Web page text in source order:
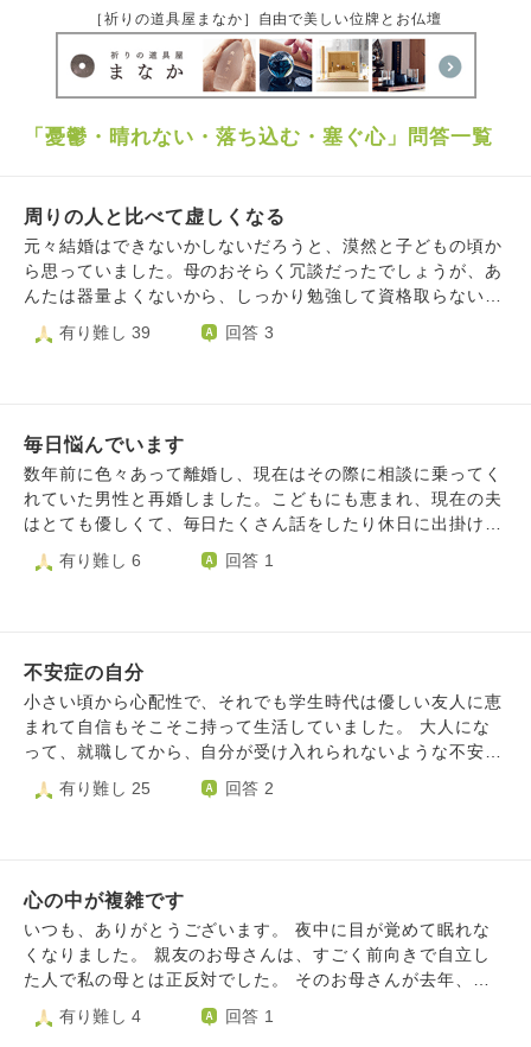
［祈りの道具屋まなか］自由で美しい位牌とお仏壇
「憂鬱・晴れない・落ち込む・塞ぐ心」問答一覧
周りの人と比べて虚しくなる
元々結婚はできないかしないだろうと、漠然と子どもの頃か
ら思っていました。母のおそらく冗談だったでしょうが、あ
んたは器量よくないから、しっかり勉強して資格取らない
と、といった言葉が妙にしっくりきたからかもしれません。
環境が変わるのも嫌で、一度お見合いみたいなものさせられ
いいと思っていたはずなのに、この年になって、周りがある
程度結婚や子どもを持つのをみて、自分が情けない、劣って
いる、と思うようになりました。けどだからといって婚活な
どしたいかといえば全くやりたくない、それぐらいなら仕事
ます。 両親はお見合いで私が泣いて嫌がったのをみてもう
のに今更周りを羨ましがる、比較するなんて。 周りはよい
友人なので未婚や子どもを産まなかったことを言う人はいま
せんが、勝手に比較して落ち込むなんて、ホントに情けない
です。 少し吐き出しがてら書かせていただきました。
有り難し 39 回答 3
毎日悩んでいます
数年前に色々あって離婚し、現在はその際に相談に乗ってく
れていた男性と再婚しました。こどもにも恵まれ、現在の夫
はとても優しくて、毎日たくさん話をしたり休日に出掛けた
りと幸せです。 でも本当は、毎日、しにたい、消えたい、
申し訳ない、という気持ちで苦しいです。 一つ目の理由は
り、なかなか離婚できず辛い時期を過ごしたことで、元夫へ
の憎しみが未だに自分の中で整理できていないからだと思い
ます。現在は幸せなので、過去のことだと思いたいのです
が、毎日思い出しくたくもないことばかり思い出しては、相
活では、そんな相手を選んだのは自分だから、と諦めて生活
しまいます。 二つ目の理由は、現在の夫とは略奪婚のよう
な形になってしまったことです。現在の夫と出会った当時は
バツイチだと聞いていて、相談に乗ってくれたりしていまし
たが、男女の関係ではありませんでした。わたしは前夫と、
前妻と離婚していなかったことに気付くことができませんで
有り難し 6 回答 1
不安症の自分
小さい頃から心配性で、それでも学生時代は優しい友人に恵
まれて自信もそこそこ持って生活していました。 大人にな
って、就職してから、自分が受け入れられないような不安が
ふと湧いてしまい、職場を転々とすることが続き、働くこと
に疲れてしまったこともありました。 出会う人に、「もっ
ように周りから見られてしまうのかなと思います。 不安を
和らげたら楽になれるのかなと思います。
有り難し 25 回答 2
心の中が複雑です
いつも、ありがとうございます。 夜中に目が覚めて眠れな
くなりました。 親友のお母さんは、すごく前向きで自立し
た人で私の母とは正反対でした。 そのお母さんが去年、
色々と病気になり手術も何回かして友達は急に介護で大変に
なりました。 大変さが分かるので、お互いに励まし合って
有り難し 4 回答 1